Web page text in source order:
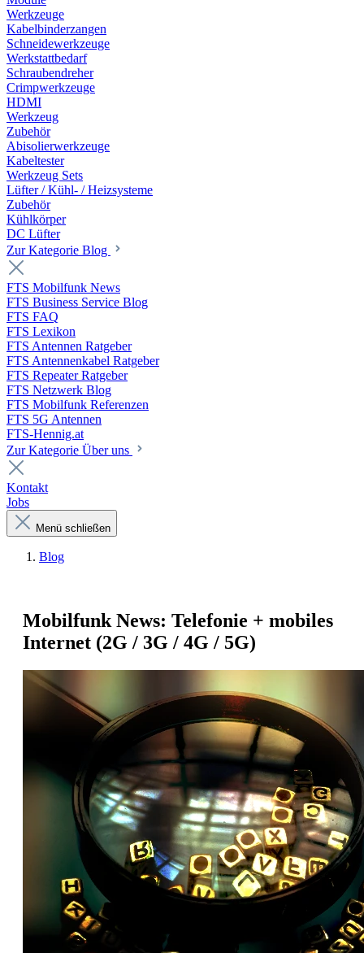
Werkzeuge
Kabelbinderzangen
Schneidewerkzeuge
Werkstattbedarf
Schraubendreher
Crimpwerkzeuge
HDMI
Werkzeug
Zubehör
Abisolierwerkzeuge
Kabeltester
Werkzeug Sets
Lüfter / Kühl- / Heizsysteme
Zubehör
Kühlkörper
DC Lüfter
Zur Kategorie Blog
FTS Mobilfunk News
FTS Business Service Blog
FTS FAQ
FTS Lexikon
FTS Antennen Ratgeber
FTS Antennenkabel Ratgeber
FTS Repeater Ratgeber
FTS Netzwerk Blog
FTS Mobilfunk Referenzen
FTS 5G Antennen
FTS-Hennig.at
Zur Kategorie Über uns
Kontakt
Jobs
Menü schließen
Blog
Mobilfunk News: Telefonie + mobiles
Internet (2G / 3G / 4G / 5G)